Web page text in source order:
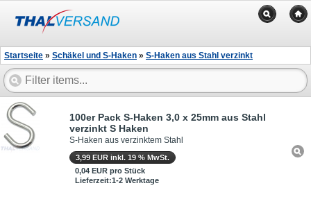
Startseite » Schäkel und S-Haken » S-Haken aus Stahl verzinkt
100er Pack S-Haken 3,0 x 25mm aus Stahl
verzinkt S Haken
S-Haken aus verzinktem Stahl
3,99 EUR inkl. 19 % MwSt.
0,04 EUR pro Stück
Lieferzeit:1-2 Werktage